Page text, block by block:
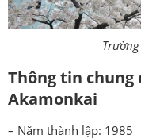
Thông tin
Akamonkai
– Năm thành lập: 1985